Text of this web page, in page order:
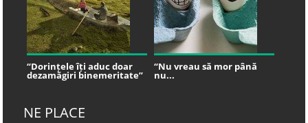
“Dorințele îți aduc doar
dezamăgiri binemeritate”
“Nu vreau să mor până
nu...
NE PLACE